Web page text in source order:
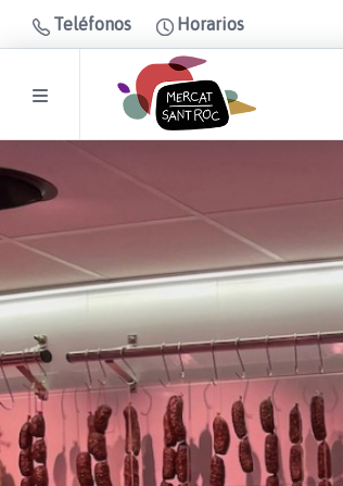
Teléfonos Horarios